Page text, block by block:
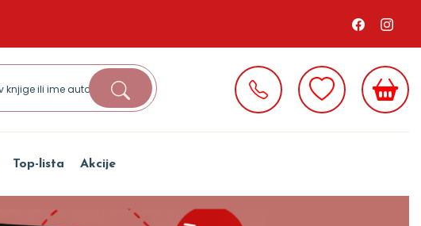
Top-lista Akcije